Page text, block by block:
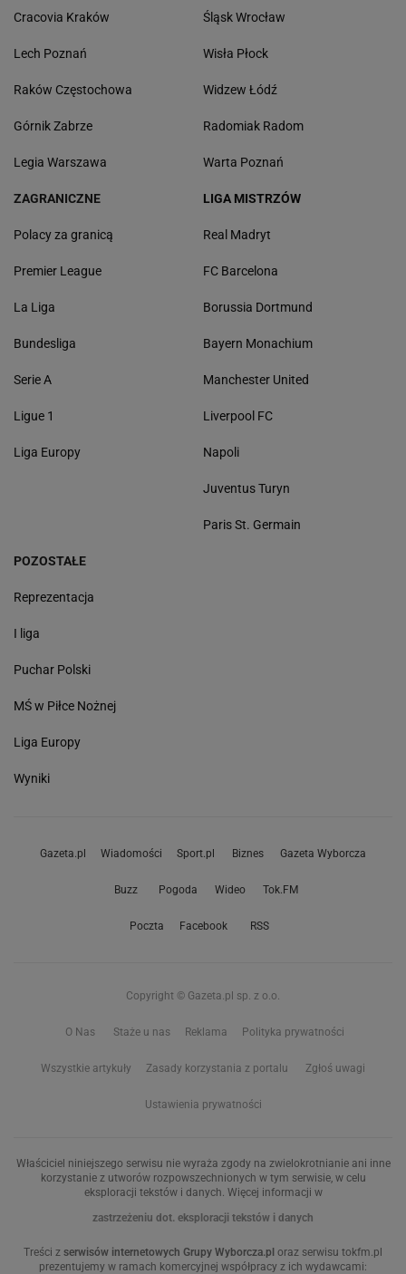
Cracovia Kraków
Lech Poznań
Raków Częstochowa
Górnik Zabrze
Legia Warszawa
Śląsk Wrocław
Wisła Płock
Widzew Łódź
Radomiak Radom
Warta Poznań
ZAGRANICZNE
Polacy za granicą
Premier League
La Liga
Bundesliga
Serie A
Ligue 1
Liga Europy
LIGA MISTRZÓW
Real Madryt
FC Barcelona
Borussia Dortmund
Bayern Monachium
Manchester United
Liverpool FC
Napoli
Juventus Turyn
Paris St. Germain
POZOSTAŁE
Reprezentacja
I liga
Puchar Polski
MŚ w Piłce Nożnej
Liga Europy
Wyniki
Gazeta.pl Wiadomości Sport.pl Biznes Gazeta Wyborcza
Buzz Pogoda Wideo Tok.FM
Poczta Facebook RSS
Copyright © Gazeta.pl sp. z o.o.
O Nas Staże u nas Reklama Polityka prywatności
Wszystkie artykuły Zasady korzystania z portalu Zgłoś uwagi
Ustawienia prywatności
Właściciel niniejszego serwisu nie wyraża zgody na zwielokrotnianie ani inne
korzystanie z utworów rozpowszechnionych w tym serwisie, w celu
eksploracji tekstów i danych. Więcej informacji w
zastrzeżeniu dot. eksploracji tekstów i danych
Treści z serwisów internetowych Grupy Wyborcza.pl oraz serwisu tokfm.pl
prezentujemy w ramach komercyjnej współpracy z ich wydawcami: